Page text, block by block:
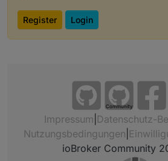
Register Login
Community
Impressum Datenschutz-
Nutzungsbedingungen
ioBroker Community